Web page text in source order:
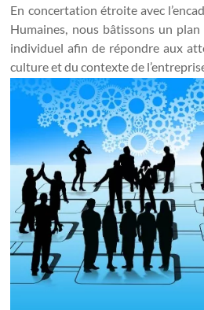
En concertation étroite avec
Humaines, nous bâtissons un
individuel afin de répondre aux
culture et du contexte de